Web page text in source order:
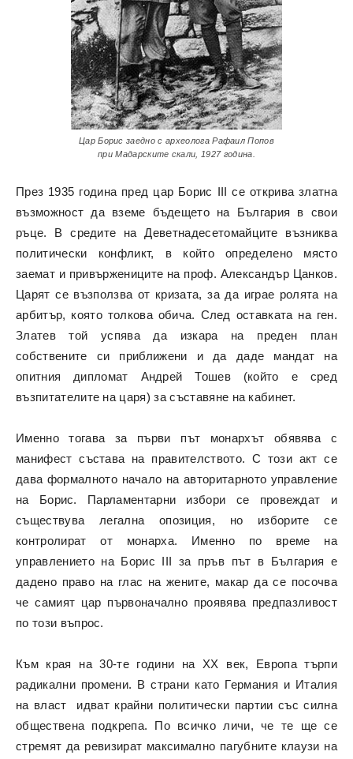
Цар Борис заедно с археолога Рафаил Попов
при Мадарските скали, 1927 година.
През 1935 година пред цар Борис III се открива златна
възможност да вземе бъдещето на България в свои
ръце. В средите на Деветнадесетомайците възниква
политически конфликт, в който определено място
заемат и привържениците на проф. Александър Цанков.
Царят се възползва от кризата, за да играе ролята на
арбитър, която толкова обича. След оставката на ген.
Златев той успява да изкара на преден план
собствените си приближени и да даде мандат на
опитния дипломат Андрей Тошев (който е сред
възпитателите на царя) за съставяне на кабинет.
Именно тогава за първи път монархът обявява с
манифест състава на правителството. С този акт се
дава формалното начало на авторитарното управление
на Борис. Парламентарни избори се провеждат и
съществува легална опозиция, но изборите се
контролират от монарха. Именно по време на
управлението на Борис III за пръв път в България е
дадено право на глас на жените, макар да се посочва
че самият цар първоначално проявява предпазливост
по този въпрос.
Към края на 30-те години на ХХ век, Европа търпи
радикални промени. В страни като Германия и Италия
на власт идват крайни политически партии със силна
обществена подкрепа. По всичко личи, че те ще се
стремят да ревизират максимално пагубните клаузи на